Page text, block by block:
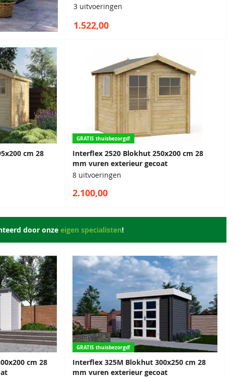
3 uitvoeringen
1.522,00
cm 28
GRATIS thuisbezorgd!
Interflex 2520 Blokhut 250x200 cm 28
mm vuren exterieur gecoat
8 uitvoeringen
2.100,00
door onze eigen specialisten!
cm 28
GRATIS thuisbezorgd!
Interflex 325M Blokhut 300x250 cm 28
mm vuren exterieur gecoat